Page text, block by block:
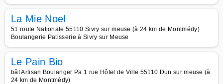
La Mie Noel
51 route Nationale 55110 Sivry sur meuse (à 24 km de Montmédy)
Boulangerie Patisserie à Sivry sur Meuse
Le Pain Bio
bât Artisan Boulanger Pa 1 rue Hôtel de Ville 55110 Dun sur meuse (à
24 km de Montmédy)